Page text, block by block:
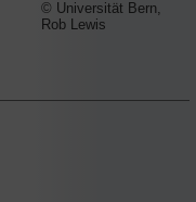
© Universität Bern,
Rob Lewis